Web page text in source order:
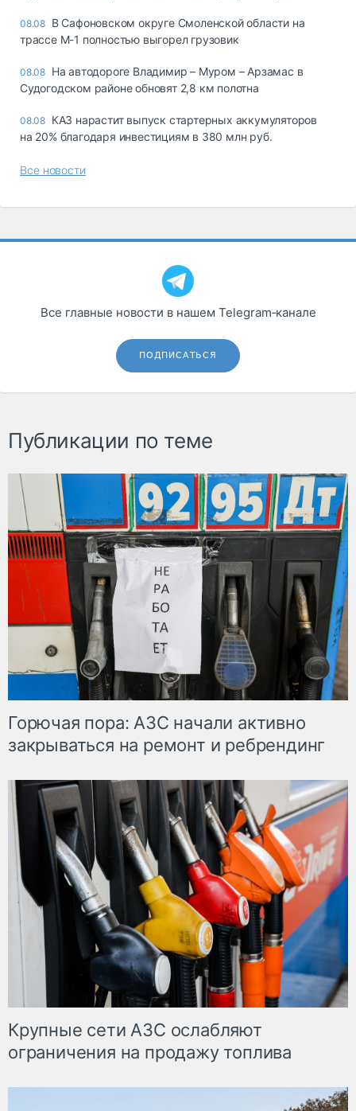
08.08 В Сафоновском округе Смоленской области на
трассе М-1 полностью выгорел грузовик
08.08 На автодороге Владимир – Муром – Арзамас в
Судогодском районе обновят 2,8 км полотна
08.08 КАЗ нарастит выпуск стартерных аккумуляторов
на 20% благодаря инвестициям в 380 млн руб.
Все новости
Все главные новости в нашем Telegram‑канале
ПОДПИСАТЬСЯ
Публикации по теме
Горючая пора: АЗС начали активно
закрываться на ремонт и ребрендинг
Крупные сети АЗС ослабляют
ограничения на продажу топлива